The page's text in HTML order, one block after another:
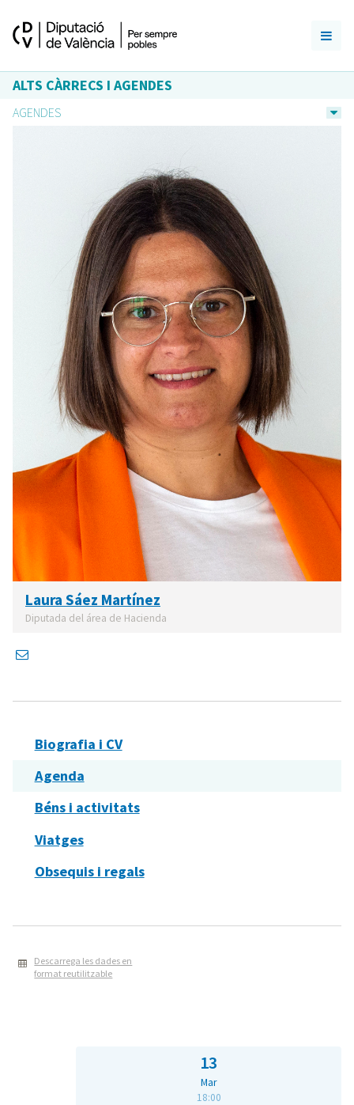
ALTS CÀRRECS I AGENDES
AGENDES
Laura Sáez Martínez
Diputada del área de Hacienda
Biografia i CV
Agenda
Béns i activitats
Viatges
Obsequis i regals
Descarrega les dades en
format reutilitzable
13
Mar
18:00